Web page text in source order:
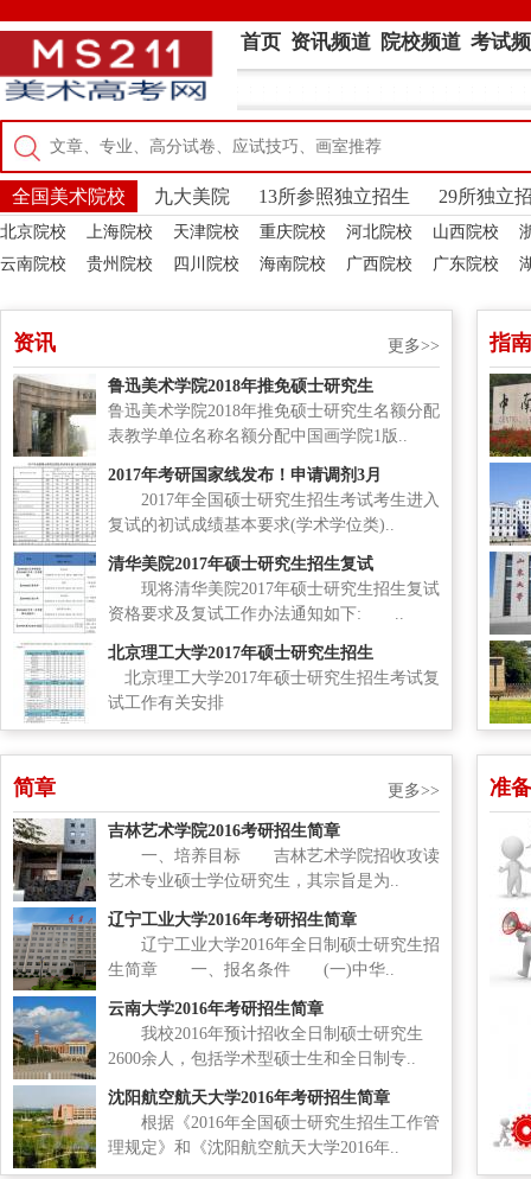
首页 资讯频道 院校频道 考试
全国美术院校 九大美院 13所参照独立招生 29所独立
北京院校 上海院校 天津院校 重庆院校 河北院校 山西院校
云南院校
贵州院校 四川院校 海南院校 广西院校 广东院校
资讯 更多>>
鲁迅美术学院2018年推免硕士研究生
鲁迅美术学院2018年推免硕士研究生名额分配
表教学单位名称名额分配中国画学院1版..
2017年考研国家线发布！申请调剂3月
2017年全国硕士研究生招生考试考生进入
复试的初试成绩基本要求(学术学位类)..
清华美院2017年硕士研究生招生复试
现将清华美院2017年硕士研究生招生复试
资格要求及复试工作办法通知如下: ..
北京理工大学2017年硕士研究生招生
北京理工大学2017年硕士研究生招生考试复
试工作有关安排
指南
简章 更多>>
吉林艺术学院2016考研招生简章
一、培养目标 吉林艺术学院招收攻读
艺术专业硕士学位研究生，其宗旨是为..
辽宁工业大学2016年考研招生简章
辽宁工业大学2016年全日制硕士研究生招
生简章 一、报名条件 (一)中华..
云南大学2016年考研招生简章
我校2016年预计招收全日制硕士研究生
2600余人，包括学术型硕士生和全日制专..
沈阳航空航天大学2016年考研招生简章
根据《2016年全国硕士研究生招生工作管
理规定》和《沈阳航空航天大学2016年..
准备